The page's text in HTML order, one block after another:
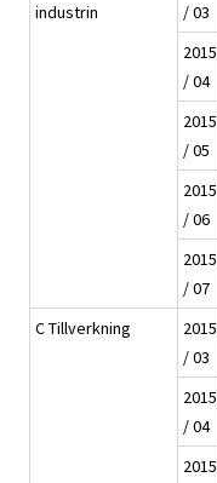
industrin
/ 03
2015
/ 04
2015
/ 05
2015
/ 06
2015
/ 07
C Tillverkning
2015
/ 03
2015
/ 04
2015